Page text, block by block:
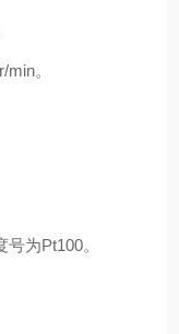
。
为Pt100。